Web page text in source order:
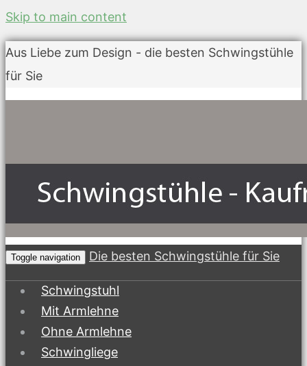
Skip to main content
Aus Liebe zum Design - die besten Schwingstühle
für Sie
Toggle navigation Die besten Schwingstühle für Sie
Schwingstuhl
Mit Armlehne
Ohne Armlehne
Schwingliege